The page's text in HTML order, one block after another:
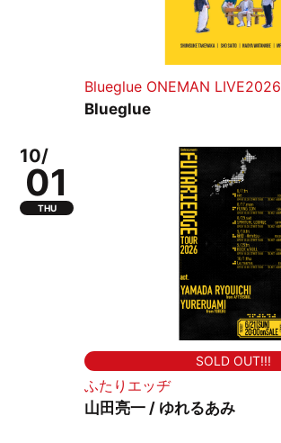
Blueglue ONEMAN LIVE2026
Blueglue
10/
01
THU
SOLD OUT!!!
ふたりエッヂ
山田亮一 / ゆれるあみ